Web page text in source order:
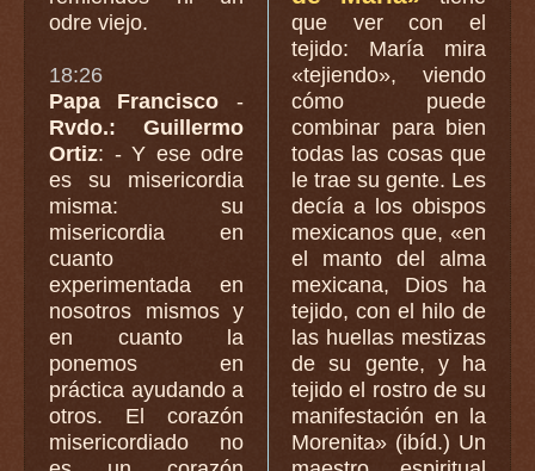
odre viejo.
18:26
Papa Francisco -
Rvdo.: Guillermo
Ortiz: - Y ese odre
es su misericordia
misma: su
misericordia en
cuanto
experimentada en
nosotros mismos y
en cuanto la
ponemos en
práctica ayudando a
otros. El corazón
misericordiado no
que ver con el
tejido: María mira
«tejiendo», viendo
cómo puede
combinar para bien
todas las cosas que
le trae su gente. Les
decía a los obispos
mexicanos que, «en
el manto del alma
mexicana, Dios ha
tejido, con el hilo de
las huellas mestizas
de su gente, y ha
tejido el rostro de su
manifestación en la
Morenita» (ibíd.) Un